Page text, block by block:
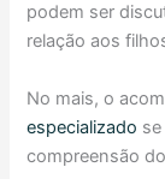
podem ser
relação aos
No mais, o
especializado
compreensão